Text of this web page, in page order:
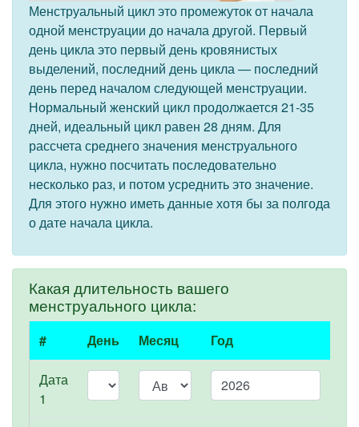
Менструальный цикл это промежуток от начала
одной менструации до начала другой. Первый
день цикла это первый день кровянистых
выделений, последний день цикла — последний
день перед началом следующей менструации.
Нормальный женский цикл продолжается 21-35
дней, идеальный цикл равен 28 дням. Для
рассчета среднего значения менструального
цикла, нужно посчитать последовательно
несколько раз, и потом усреднить это значение.
Для этого нужно иметь данные хотя бы за полгода
о дате начала цикла.
Какая длительность вашего
менструального цикла:
# День Месяц Год
Дата
1